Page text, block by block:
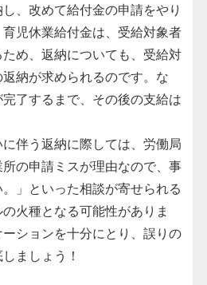
、改めて給付金の申請をやり
児休業給付金は、受給対象者
め、返納についても、受給対
納が求められるのです。な
了するまで、その後の支給は
伴う返納に際しては、労働局
の申請ミスが理由なので、事
」といった相談が寄せられる
火種となる可能性がありま
ションを十分にとり、誤りの
ましょう！